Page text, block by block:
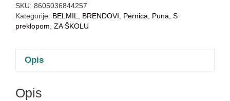
SKU: 8605036844257
Kategorije: BELMIL BRENDOVI Pernica Puna S
preklopom ZA ŠKOLU
Opis
Opis